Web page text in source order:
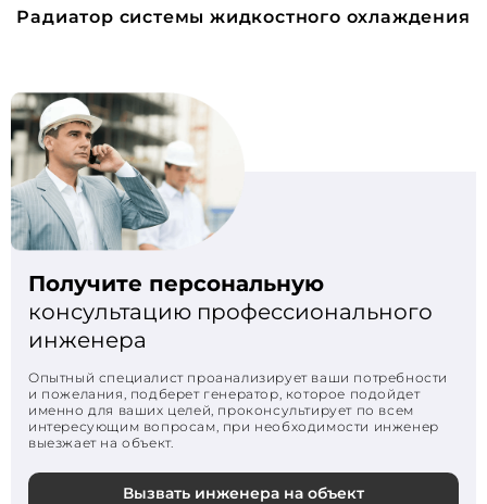
Радиатор системы жидкостного охлаждения
Получите персональную
консультацию профессионального
инженера
Опытный специалист проанализирует ваши потребности
и пожелания, подберет генератор, которое подойдет
именно для ваших целей, проконсультирует по всем
интересующим вопросам, при необходимости инженер
выезжает на объект.
Вызвать инженера на объект